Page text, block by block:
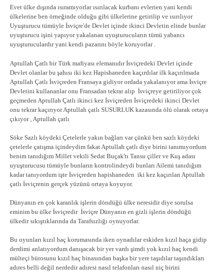
Evet ülke dışında ısıramıyorlar ısırılacak kurbanı evlerien yani kendi
ülkelerine ben örneğinde olduğu gibi ülkelerine getirilip ve ısırılıyor
Uyuşturucu tümüyle İsviçre'de Devlet içinde ikinci Devletin elinde bunlar
uyuşturucu işini yapıyor yakalanan uyuşturucuların tümü yabancı
uyuşturuculardır yani kendi pazarını böyle koruyorlar .
Aptullah Çatlı bir Türk mafiyası elemanıdır İsviçredeki Devlet içinde
Devlet olanlar bu şahısı iki kez Hapishaneden kaçırdılar ilk kaçırılmada
Aptullah Çatlı İsviçreden Fransaya gidiyor ordada yakalanıyor ama İsviçre
Devletini kullananlar onu Fransadan tekrar alıp İsviçreye getiriliyor çok
geçmeden Aptullah Çatlı ikinci kez İsviçreden İsviçredeki ikinci Devlet
onu tekrar kaçırıyor Aptullah çatlı SUSURLUK kazasında ölü olarak ortaya
çıkıyor , Aptullah çatlı
Söke Sazlı köydeki Çetelerle yakın bağları var çünkü ben sazlı köydeki
çetelerle çatışma içindeydim fakat Aptullah çatlı diye birini tanımıyordum
benim tanıdığım Millet vekili Sedat Buçak'tı Tansu çiller ve Kuş adası
uyuşturucusu tümüyle bunların kontrolindeydi bunları Ailemi tanıdığım
kadar tanıyordum işte İsviçreden hapishaneden iki kez kaçırılan Aptullah
çatlı İsviçrenin gerçek yüzünü ortaya koyuyor.
Dünyanın en çok karanlık işlerin döndüğü ülke neresidir diye sorulsa
eminim bu ülke İsviçredir İsviçre Dünyanın en gizli işlerin döndüğü
ülkedir sıkıştıklarında da Tarafsızlığı oynuyorlar.
Bu oyunları kızıl haç korumasında iken oynadılar eskiden kızıl haça gidip
derdimi anlatıyordum danışacak bir yer vardı şimdi yok kızıl haç kendi
mülteçi bürosunu kızıl haç binasından başka bir yere taşıdılar taşındıkları
adıres belli değil nerdedir adıresi nasıl telafonları nasıl niç birini